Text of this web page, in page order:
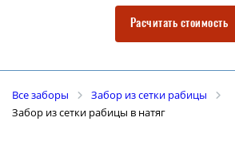
Расчитать стоимость
Все заборы
Забор из сетки рабицы
Забор из сетки рабицы в натяг